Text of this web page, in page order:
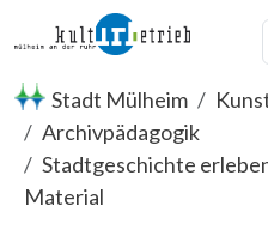
Direkt zum Inhalt
Stadt Mülheim
Archivpädagogik
Stadtgeschichte
Material